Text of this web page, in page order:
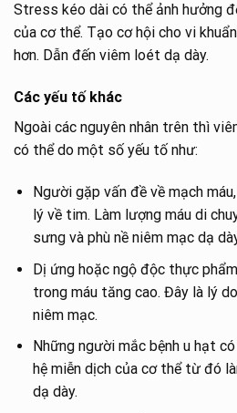
Stress kéo dài có thể ảnh hưởng
của cơ thể. Tạo cơ hội cho vi
hơn. Dẫn đến viêm loét dạ dày.
Các yếu tố khác
Ngoài các nguyên nhân trên thì
có thể do một số yếu tố như:
Người gặp vấn đề về mạch
lý về tim. Làm lượng máu di
sưng và phù nề niêm mạc dạ
Dị ứng hoặc ngộ độc thực
trong máu tăng cao. Đây là lý
niêm mạc.
Những người mắc bệnh u hạt
hệ miễn dịch của cơ thể từ đó
dạ dày.